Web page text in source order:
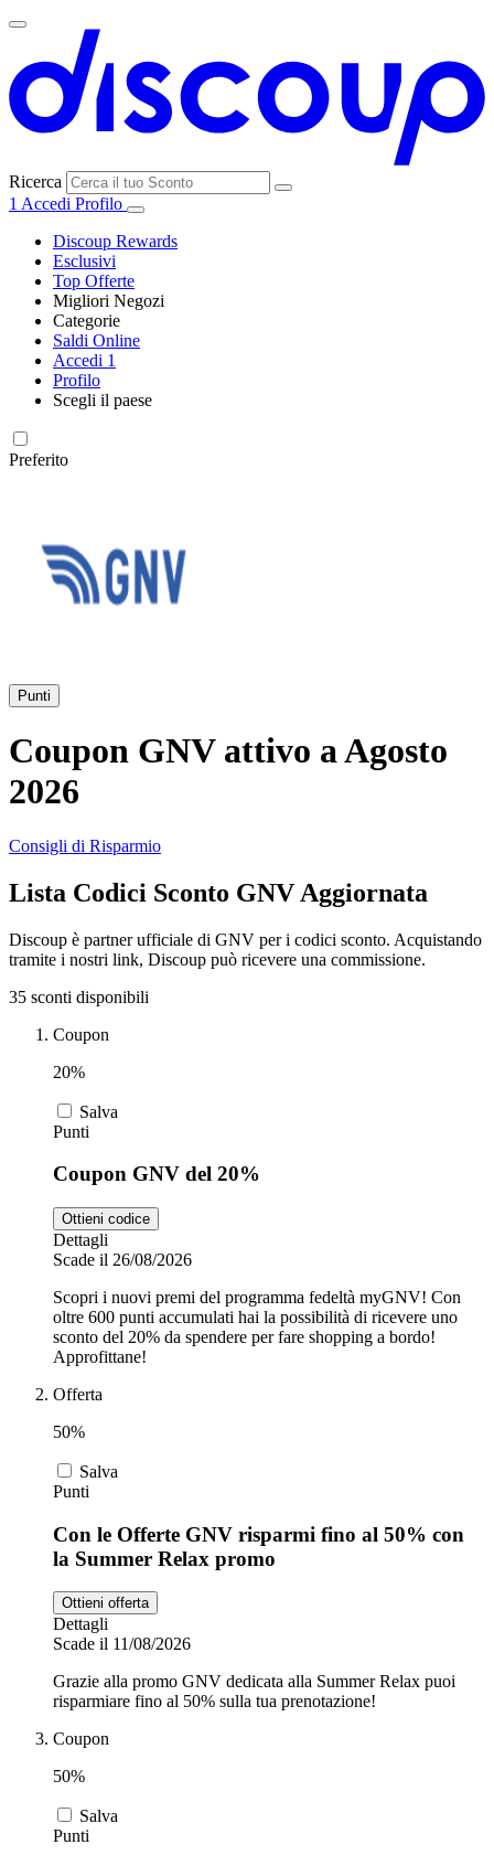
Ricerca
1 Accedi Profilo
Discoup Rewards
Esclusivi
Top Offerte
Migliori Negozi
SHEIN
eBay
Samsung
Privé by
Zalando
adidas
Unieuro
Categorie
Elettronica e
e Accessori
Vacanze e
Profumi
Trasporti
Farmacia
Scarpe
Saldi Online
Accedi 1
Profilo
Scegli il paese
Preferito
Punti
Coupon GNV attivo a Agosto
2026
Consigli di Risparmio
Lista Codici Sconto GNV Aggiornata
Discoup è partner ufficiale di GNV per i codici sconto. Acquistando
tramite i nostri link, Discoup può ricevere una commissione.
35 sconti disponibili
Coupon
20%
Salva
Punti
Coupon GNV del 20%
Ottieni codice
Dettagli
Scade il 26/08/2026
Scopri i nuovi premi del programma fedeltà myGNV! Con
oltre 600 punti accumulati hai la possibilità di ricevere uno
sconto del 20% da spendere per fare shopping a bordo!
Approfittane!
Offerta
50%
Salva
Punti
Con le Offerte GNV risparmi fino al 50% con
la Summer Relax promo
Ottieni offerta
Dettagli
Scade il 11/08/2026
Grazie alla promo GNV dedicata alla Summer Relax puoi
risparmiare fino al 50% sulla tua prenotazione!
Coupon
50%
Salva
Punti